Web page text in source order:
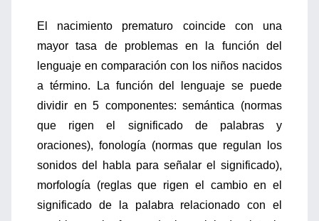
El nacimiento prematuro coincide con una
mayor tasa de problemas en la función del
lenguaje en comparación con los niños nacidos
a término. La función del lenguaje se puede
dividir en 5 componentes: semántica (normas
que rigen el significado de palabras y
oraciones), fonología (normas que regulan los
sonidos del habla para señalar el significado),
morfología (reglas que rigen el cambio en el
significado de la palabra relacionado con el